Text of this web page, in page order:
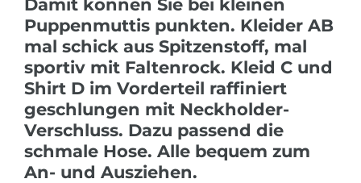
Damit können Sie bei kleinen
Puppenmuttis punkten. Kleider AB
mal schick aus Spitzenstoff, mal
sportiv mit Faltenrock. Kleid C und
Shirt D im Vorderteil raffiniert
geschlungen mit Neckholder-
Verschluss. Dazu passend die
schmale Hose. Alle bequem zum
An- und Ausziehen.